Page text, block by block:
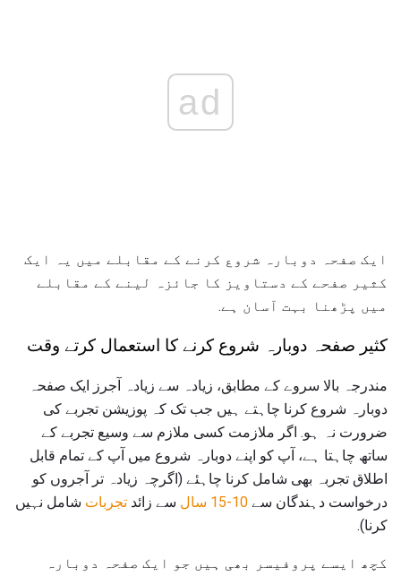
ad
ایک صفحہ دوبارہ شروع کرنے کے مقابلے میں یہ ایک
کثیر صفحے کے دستاویز کا جائزہ لینے کے مقابلے
میں پڑھنا بہت آسان ہے.
کثیر صفحہ دوبارہ شروع کرنے کا استعمال کرتے وقت
مندرجہ بالا سروے کے مطابق، زیادہ سے زیادہ آجرز ایک صفحہ
دوبارہ شروع کرنا چاہتے ہیں جب تک کہ پوزیشن تجربے کی
ضرورت نہ ہو. اگر ملازمت کسی ملازم سے وسیع تجربے کے
ساتھ چاہتا ہے، آپ کو اپنے دوبارہ شروع میں آپ کے تمام قابل
اطلاق تجربہ بھی شامل کرنا چاہئے (اگرچہ زیادہ تر آجروں کو
درخواست دہندگان سے 10-15 سال سے زائد تجربات شامل نہیں
کرنا).
کچھ ایسے پروفیسر بھی ہیں جو ایک صفحہ دوبارہ